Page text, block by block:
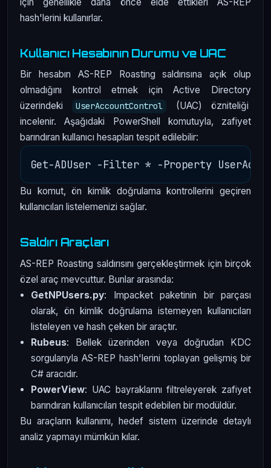
hash'lerini kullanırlar.
Kullanıcı Hesabının Durumu ve UAC
Bir hesabın AS-REP Roasting saldırısına açık olup
olmadığını kontrol etmek için Active Directory
üzerindeki
UserAccountControl
(UAC) özniteliği
incelenir. Aşağıdaki PowerShell komutuyla, zafiyet
barındıran kullanıcı hesapları tespit edilebilir:
Bu komut, ön kimlik doğrulama kontrollerini geçiren
kullanıcıları listelemenizi sağlar.
Saldırı Araçları
AS-REP Roasting saldırısını gerçekleştirmek için birçok
özel araç mevcuttur. Bunlar arasında:
GetNPUsers.py: Impacket paketinin bir parçası
olarak, ön kimlik doğrulama istemeyen kullanıcıları
listeleyen ve hash çeken bir araçtır.
Rubeus: Bellek üzerinden veya doğrudan KDC
sorgularıyla AS-REP hash'lerini toplayan gelişmiş bir
C# aracıdır.
PowerView: UAC bayraklarını filtreleyerek zafiyet
barındıran kullanıcıları tespit edebilen bir modüldür.
Bu araçların kullanımı, hedef sistem üzerinde detaylı
analiz yapmayı mümkün kılar.